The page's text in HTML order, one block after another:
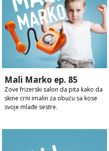
Mali Marko ep. 85
Zove frizerski salon da pita kako da
skine crni imalin za obuću sa kose
svoje mlađe sestre.